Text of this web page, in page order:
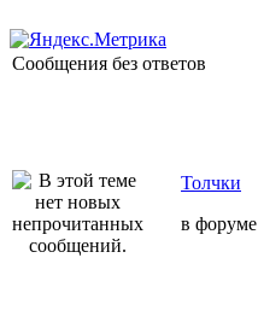
Сообщения без ответов
Толчки
в форуме